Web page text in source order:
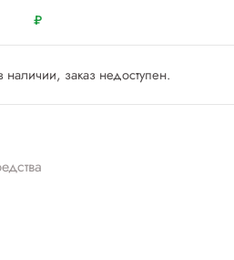
₽
наличии, заказ недоступен.